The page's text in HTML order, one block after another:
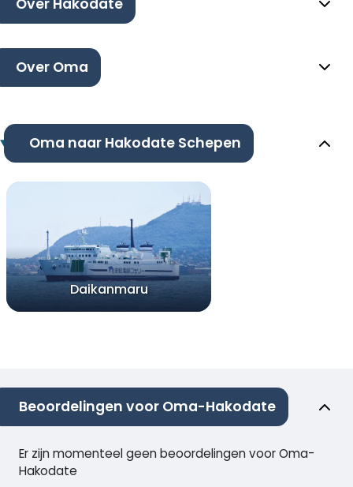
Over Hakodate
Over Oma
Oma naar Hakodate Schepen
Daikanmaru
Beoordelingen voor Oma-Hakodate
Er zijn momenteel geen beoordelingen voor Oma-
Hakodate